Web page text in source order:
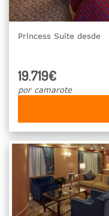
Princess Suite desde
19.719€
por camarote